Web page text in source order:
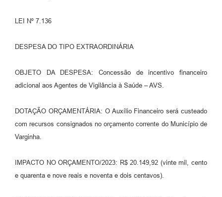
LEI Nº 7.136
DESPESA DO TIPO EXTRAORDINÁRIA
OBJETO DA DESPESA: Concessão de incentivo financeiro
adicional aos Agentes de Vigilância à Saúde – AVS.
DOTAÇÃO ORÇAMENTÁRIA: O Auxílio Financeiro será custeado
com recursos consignados no orçamento corrente do Município de
Varginha.
IMPACTO NO ORÇAMENTO/2023: R$ 20.149,92 (vinte mil, cento
e quarenta e nove reais e noventa e dois centavos).